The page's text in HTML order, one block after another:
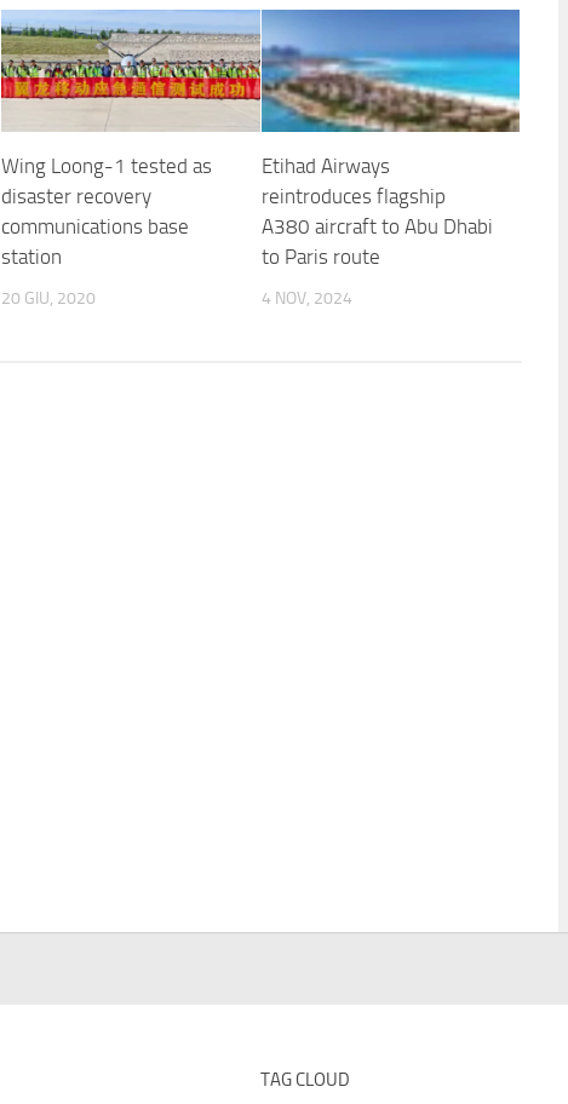
Wing Loong-1 tested as
disaster recovery
communications base
station
20 GIU, 2020
Etihad Airways
reintroduces flagship
A380 aircraft to Abu Dhabi
to Paris route
4 NOV, 2024
TAG CLOUD